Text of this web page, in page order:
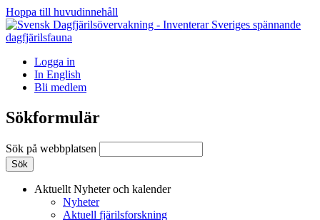
Hoppa till huvudinnehåll
Logga in
In English
Bli medlem
Sökformulär
Sök på webbplatsen
Aktuellt Nyheter och kalender
Nyheter
Aktuell fjärilsforskning